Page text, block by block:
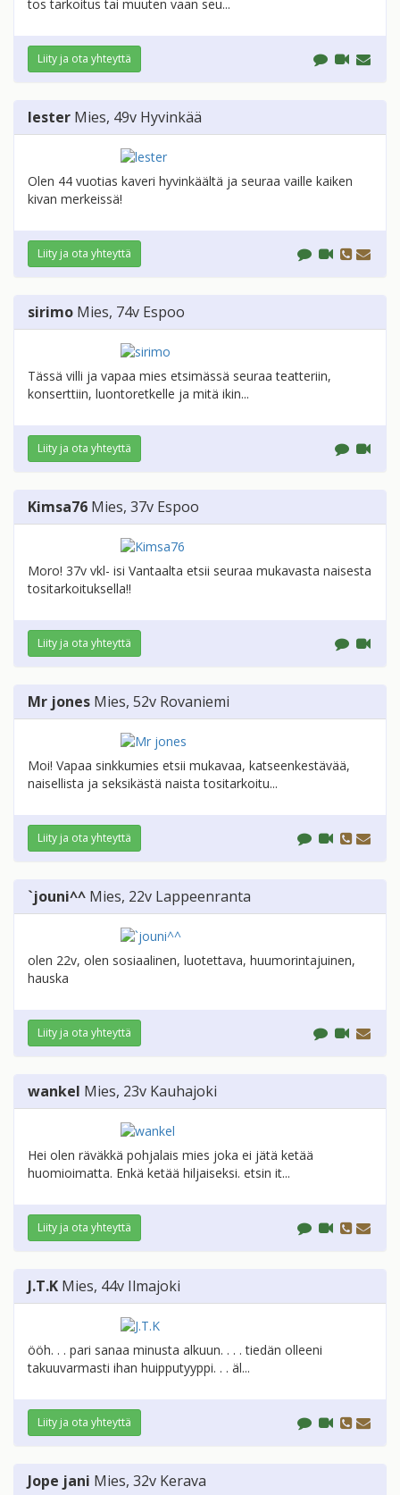
tos tarkoitus tai muuten vaan seu...
Liity ja ota yhteyttä
lester Mies, 49v Hyvinkää
Olen 44 vuotias kaveri hyvinkäältä ja seuraa vaille kaiken
kivan merkeissä!
Liity ja ota yhteyttä
sirimo Mies, 74v Espoo
Tässä villi ja vapaa mies etsimässä seuraa teatteriin,
konserttiin, luontoretkelle ja mitä ikin...
Liity ja ota yhteyttä
Kimsa76 Mies, 37v Espoo
Moro! 37v vkl- isi Vantaalta etsii seuraa mukavasta naisesta
tositarkoituksella!!
Liity ja ota yhteyttä
Mr jones Mies, 52v Rovaniemi
Moi! Vapaa sinkkumies etsii mukavaa, katseenkestävää,
naisellista ja seksikästä naista tositarkoitu...
Liity ja ota yhteyttä
`jouni^^ Mies, 22v Lappeenranta
olen 22v, olen sosiaalinen, luotettava, huumorintajuinen,
hauska
Liity ja ota yhteyttä
wankel Mies, 23v Kauhajoki
Hei olen räväkkä pohjalais mies joka ei jätä ketää
huomioimatta. Enkä ketää hiljaiseksi. etsin it...
Liity ja ota yhteyttä
J.T.K Mies, 44v Ilmajoki
ööh. . . pari sanaa minusta alkuun. . . . tiedän olleeni
takuuvarmasti ihan huipputyyppi. . . äl...
Liity ja ota yhteyttä
Jope jani Mies, 32v Kerava